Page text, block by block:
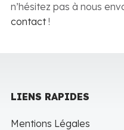
n’hésitez pas à nous
contact!
LIENS RAPIDES
Mentions Légales